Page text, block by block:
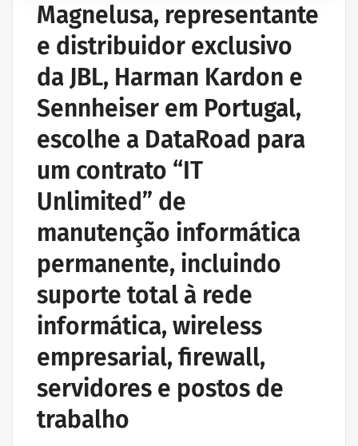
Magnelusa, representante
e distribuidor exclusivo
da JBL, Harman Kardon e
Sennheiser em Portugal,
escolhe a DataRoad para
um contrato “IT
Unlimited” de
manutenção informática
permanente, incluindo
suporte total à rede
informática, wireless
empresarial, firewall,
servidores e postos de
trabalho